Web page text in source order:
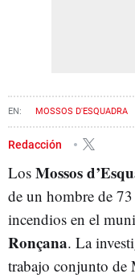
MOSSOS D'ESQUADRA
Redacción
Los Mossos
de un hombre de
incendios en el
Ronçana. La
trabajo conjunto de